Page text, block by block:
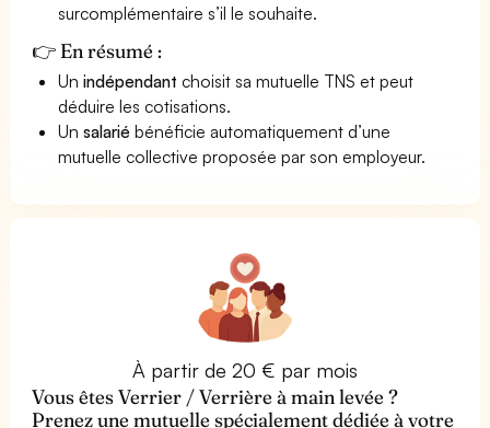
surcomplémentaire s’il le souhaite.
👉 En résumé :
Unindépendant choisit sa mutuelle TNS et peut
déduire les cotisations.
Unsalarié bénéficie automatiquement d’une
mutuelle collective proposée par son employeur.
À partir de 20 € par mois
Vous êtes Verrier / Verrière à main levée ?
Prenez une mutuelle spécialement dédiée à votre